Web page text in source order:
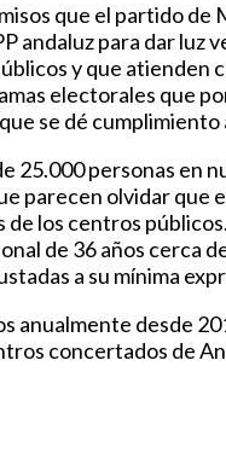
que el partido
andaluz para dar
y que
electorales que
se dé cumplimiento
personas en
parecen olvidar
los centros
de 36 años cerca
a su mínima
anualmente desde
concertados de